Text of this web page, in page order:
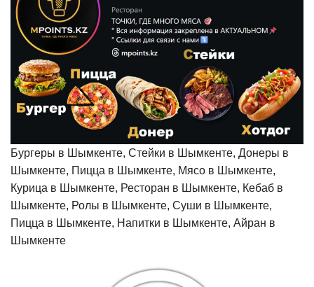
Бургеры в Шымкенте, Стейки в Шымкенте, Донеры в
Шымкенте, Пицца в Шымкенте, Мясо в Шымкенте,
Курица в Шымкенте, Ресторан в Шымкенте, Кебаб в
Шымкенте, Ролы в Шымкенте, Суши в Шымкенте,
Пицца в Шымкенте, Напитки в Шымкенте, Айран в
Шымкенте